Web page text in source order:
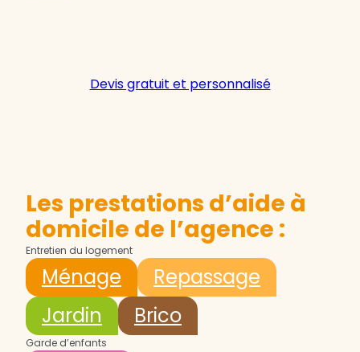
Devis gratuit et personnalisé
Les prestations d’aide à
domicile de l’agence :
Entretien du logement
Ménage
Repassage
Jardin
Brico
Garde d’enfants